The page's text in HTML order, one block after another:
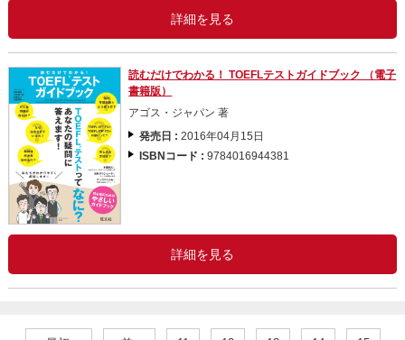
詳細を見る
読むだけでわかる！ TOEFLテストガイドブック （電子
書籍版）
アゴス・ジャパン 著
発売日 :2016年04月15日
ISBNコード :9784016944381
詳細を見る